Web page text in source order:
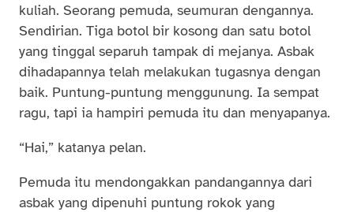
kuliah. Seorang pemuda, seumuran dengannya.
Sendirian. Tiga botol bir kosong dan satu botol
yang tinggal separuh tampak di mejanya. Asbak
dihadapannya telah melakukan tugasnya dengan
baik. Puntung-puntung menggunung. Ia sempat
ragu, tapi ia hampiri pemuda itu dan menyapanya.
“Hai,” katanya pelan.
Pemuda itu mendongakkan pandangannya dari
asbak yang dipenuhi puntung rokok yang